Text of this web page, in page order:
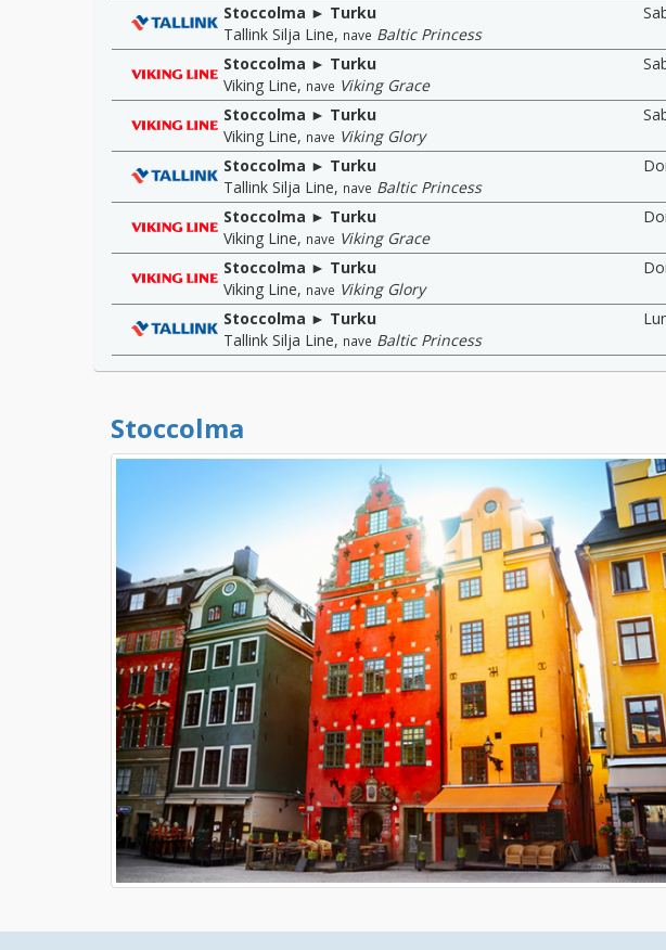
Stoccolma ► Turku
Tallink Silja Line, nave Baltic Princess
Stoccolma ► Turku
Viking Line, nave Viking Grace
Stoccolma ► Turku
Viking Line, nave Viking Glory
Stoccolma ► Turku
Tallink Silja Line, nave Baltic Princess
Stoccolma ► Turku
Viking Line, nave Viking Grace
Stoccolma ► Turku
Viking Line, nave Viking Glory
Stoccolma ► Turku
Tallink Silja Line, nave Baltic Princess
Stoccolma